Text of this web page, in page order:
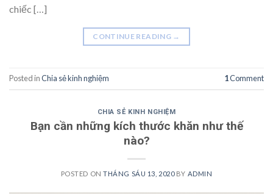
chiếc […]
CONTINUE READING →
Posted inChia sẻ kinh nghiệm 1Comment
CHIA SẺ KINH NGHIỆM
Bạn cần những kích thước khăn như thế
nào?
POSTED ONTHÁNG SÁU 13, 2020BY ADMIN